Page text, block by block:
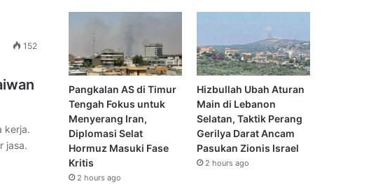
152
kerja.
jasa.
Pangkalan AS di Timur
Tengah Fokus untuk
Menyerang Iran,
Diplomasi Selat
Hormuz Masuki Fase
Kritis
2 hours ago
Hizbullah Ubah Aturan
Main di Lebanon
Selatan, Taktik Perang
Gerilya Darat Ancam
Pasukan Zionis Israel
2 hours ago